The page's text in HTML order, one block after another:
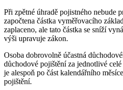
Při zpětné úhradě pojistného nebude
započtena částka vyměřovacího
zaplaceno, ale tato částka se sníží
výši upravuje zákon.
Osoba dobrovolně účastná
důchodové pojištění za jednotlivé
je alespoň po část kalendářního
pojištění.